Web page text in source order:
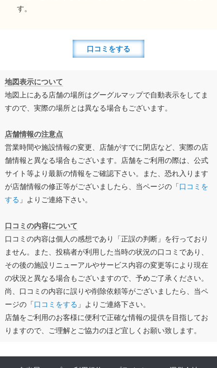
す。
口コミをする
地図表示について
地図上にある店舗の場所はグーグルマップで自動表示をしてま
すので、実際の場所とは異なる場合もございます。
店舗情報の注意点
営業時間や施設情報の変更、店舗がすでに閉店など、実際の店
舗情報と異なる場合もございます。店舗をご利用の際は、公式
サイト等より最新の情報をご確認下さい。また、恐れ入ります
が店舗情報の修正等がございましたら、当ページの「口コミを
する 」よりご連絡下さい。
口コミの内容について
口コミの内容は個人の感想であり「正誤の判断」を行っており
ません。また、投稿者が利用した当時の状況の口コミであり、
その後の施設リニューアルやサービス内容の変更等により現在
の状況と異なる場合もございますので、予めご了承ください。
尚、口コミの内容に誤りや削除依頼等がございましたら、当ペ
ージの「口コミをする 」よりご連絡下さい。
店舗をご利用のお客様に便利で正確な情報の提供を目指してお
りますので、ご理解とご協力のほど宜しくお願い致します。